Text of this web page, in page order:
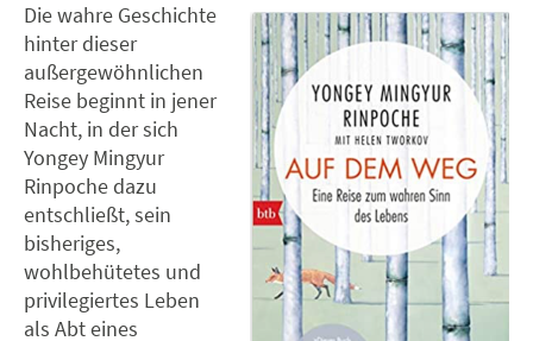
Die wahre Geschichte
hinter dieser
außergewöhnlichen
Reise beginnt in jener
Nacht, in der sich
Yongey Mingyur
Rinpoche dazu
entschließt, sein
bisheriges,
wohlbehütetes und
privilegiertes Leben
als Abt eines